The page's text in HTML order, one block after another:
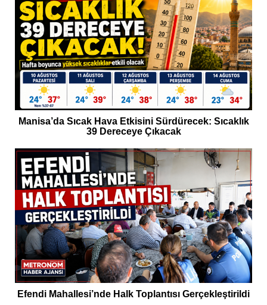
Manisa’da Sıcak Hava Etkisini Sürdürecek: Sıcaklık
39 Dereceye Çıkacak
Efendi Mahallesi’nde Halk Toplantısı Gerçekleştirildi